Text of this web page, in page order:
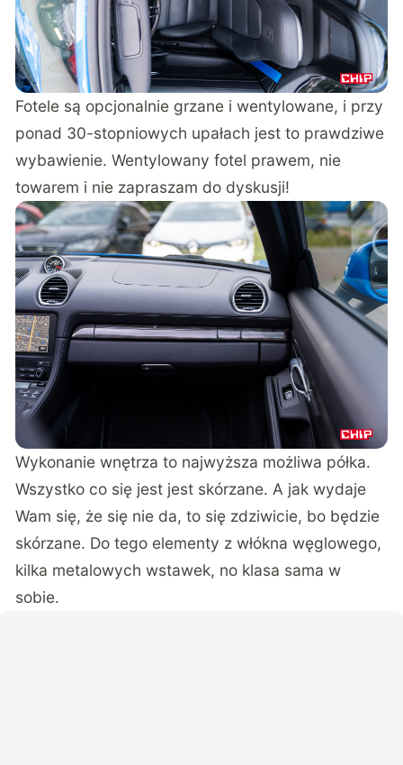
Fotele są opcjonalnie grzane i wentylowane, i przy
ponad 30-stopniowych upałach jest to prawdziwe
wybawienie. Wentylowany fotel prawem, nie
towarem i nie zapraszam do dyskusji!
Wykonanie wnętrza to najwyższa możliwa półka.
Wszystko co się jest jest skórzane. A jak wydaje
Wam się, że się nie da, to się zdziwicie, bo będzie
skórzane. Do tego elementy z włókna węglowego,
kilka metalowych wstawek, no klasa sama w
sobie.